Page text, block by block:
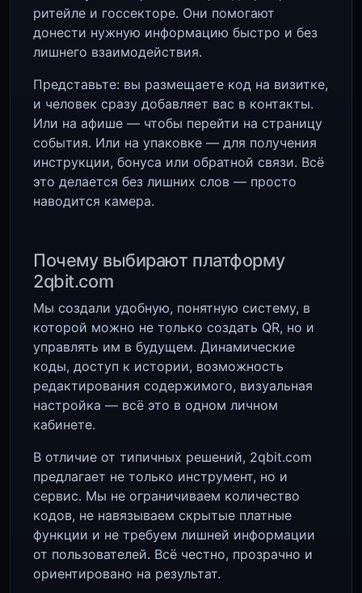
ритейле и госсекторе. Они помогают
донести нужную информацию быстро и без
лишнего взаимодействия.
Представьте: вы размещаете код на визитке,
и человек сразу добавляет вас в контакты.
Или на афише — чтобы перейти на страницу
события. Или на упаковке — для получения
инструкции, бонуса или обратной связи. Всё
это делается без лишних слов — просто
наводится камера.
Почему выбирают платформу
2qbit.com
Мы создали удобную, понятную систему, в
которой можно не только создать QR, но и
управлять им в будущем. Динамические
коды, доступ к истории, возможность
редактирования содержимого, визуальная
настройка — всё это в одном личном
кабинете.
В отличие от типичных решений, 2qbit.com
предлагает не только инструмент, но и
сервис. Мы не ограничиваем количество
кодов, не навязываем скрытые платные
функции и не требуем лишней информации
от пользователей. Всё честно, прозрачно и
ориентировано на результат.